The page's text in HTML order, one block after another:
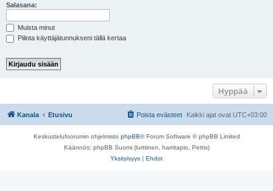
Salasana:
Muista minut
Piilota käyttäjätunnukseni tällä kertaa
Hyppää
Kanala Etusivu Kaikki ajat ovat UTC+03:00
Poista evästeet
Keskustelufoorumin ohjelmisto phpBB® Forum Software © phpBB Limited
Käännös: phpBB Suomi (lurttinen, harritapio, Pettis)
Yksityisyys | Ehdot